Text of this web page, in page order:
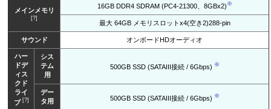
メインメモリ
[?]
16GB DDR4 SDRAM (PC4-21300、8GBx2) ※
最大 64GB メモリスロットx4(空き2)288-pin
サウンド オンボードHDオーディオ
ハー
ドデ
ィス
クド
ライ
ブ[?]
シス
テム
用
500GB SSD (SATAIII接続 / 6Gbps) ※
デー
タ用
500GB SSD (SATAIII接続 / 6Gbps) ※